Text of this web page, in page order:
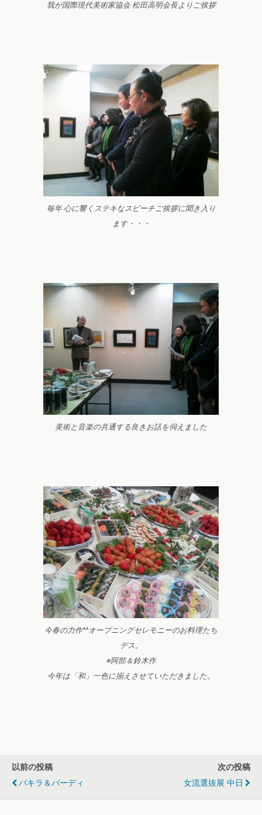
我が国際現代美術家協会 松田高明会長よりご挨拶
毎年 心に響くステキなスピーチご挨拶に聞き入り
ます・・・
美術と音楽の共通する良きお話を伺えました
今春の力作^^オープニングセレモニーのお料理たち
デス。
※阿部＆鈴木作
今年は「和」一色に揃えさせていただきました。
以前の投稿
パキラ＆バーディ
次の投稿
女流選抜展 中日